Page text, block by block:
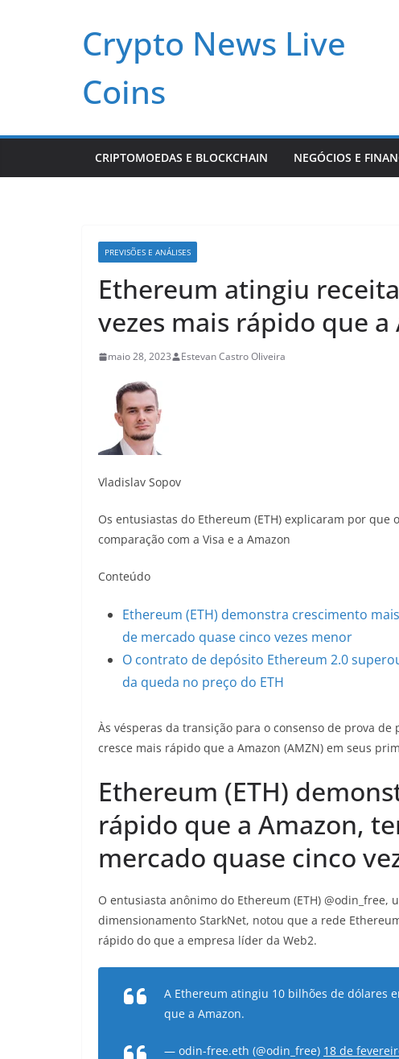
Crypto News Live
Coins
CRIPTOMOEDAS E BLOCKCHAIN NEGÓCIOS E
PREVISÕES E ANÁLISES
Ethereum atingiu
vezes mais rápido que
maio 28, 2023 Estevan Castro Oliveira
Vladislav Sopov
Os entusiastas do Ethereum (ETH) explicaram por
comparação com a Visa e a Amazon
Conteúdo
Ethereum (ETH) demonstra crescimento
de mercado quase cinco vezes menor
O contrato de depósito Ethereum 2.0
da queda no preço do ETH
Às vésperas da transição para o consenso de prova de
cresce mais rápido que a Amazon (AMZN) em seus
Ethereum (ETH)
rápido que a Amazon,
mercado quase cinco
O entusiasta anônimo do Ethereum (ETH)
dimensionamento StarkNet, notou que a rede
rápido do que a empresa líder da Web2.
A Ethereum atingiu 10 bilhões de dólares
que a Amazon.
— odin-free.eth (@odin_free) 18 de